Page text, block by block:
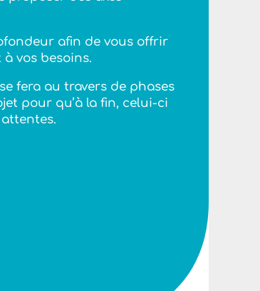
afin de vous offrir
vos besoins.
fera au travers de phases
pour qu’à la fin, celui-ci